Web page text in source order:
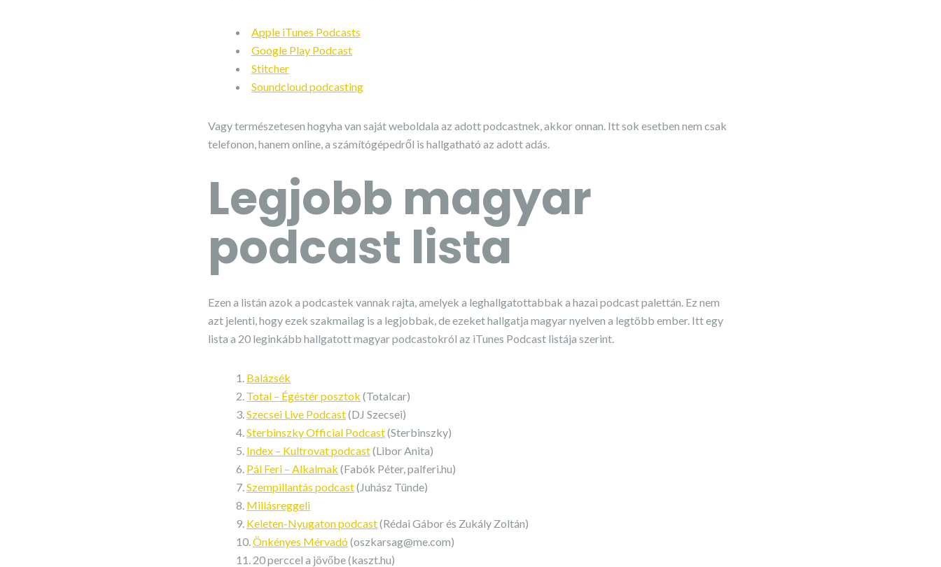
Apple iTunes Podcasts
Google Play Podcast
Stitcher
Soundcloud podcasting
Vagy természetesen hogyha van saját weboldala az adott podcastnek, akkor onnan. Itt sok esetben nem csak
telefonon, hanem online, a számítógépedről is hallgatható az adott adás.
Legjobb magyar
podcast lista
Ezen a listán azok a podcastek vannak rajta, amelyek a leghallgatottabbak a hazai podcast palettán. Ez nem
azt jelenti, hogy ezek szakmailag is a legjobbak, de ezeket hallgatja magyar nyelven a legtöbb ember. Itt egy
lista a 20 leginkább hallgatott magyar podcastokról az iTunes Podcast listája szerint.
Balázsék
Total – Égéstér posztok (Totalcar)
Szecsei Live Podcast(DJ Szecsei)
Sterbinszky Official Podcast(Sterbinszky)
Index – Kultrovat podcast(Libor Anita)
Pál Feri – Alkalmak (Fabók Péter, palferi.hu)
Szempillantás podcast(Juhász Tünde)
Millásreggeli
Keleten-Nyugaton podcast(Rédai Gábor és Zukály Zoltán)
Önkényes Mérvadó(oszkarsag@me.com)
20 perccel a jövőbe (kaszt.hu)